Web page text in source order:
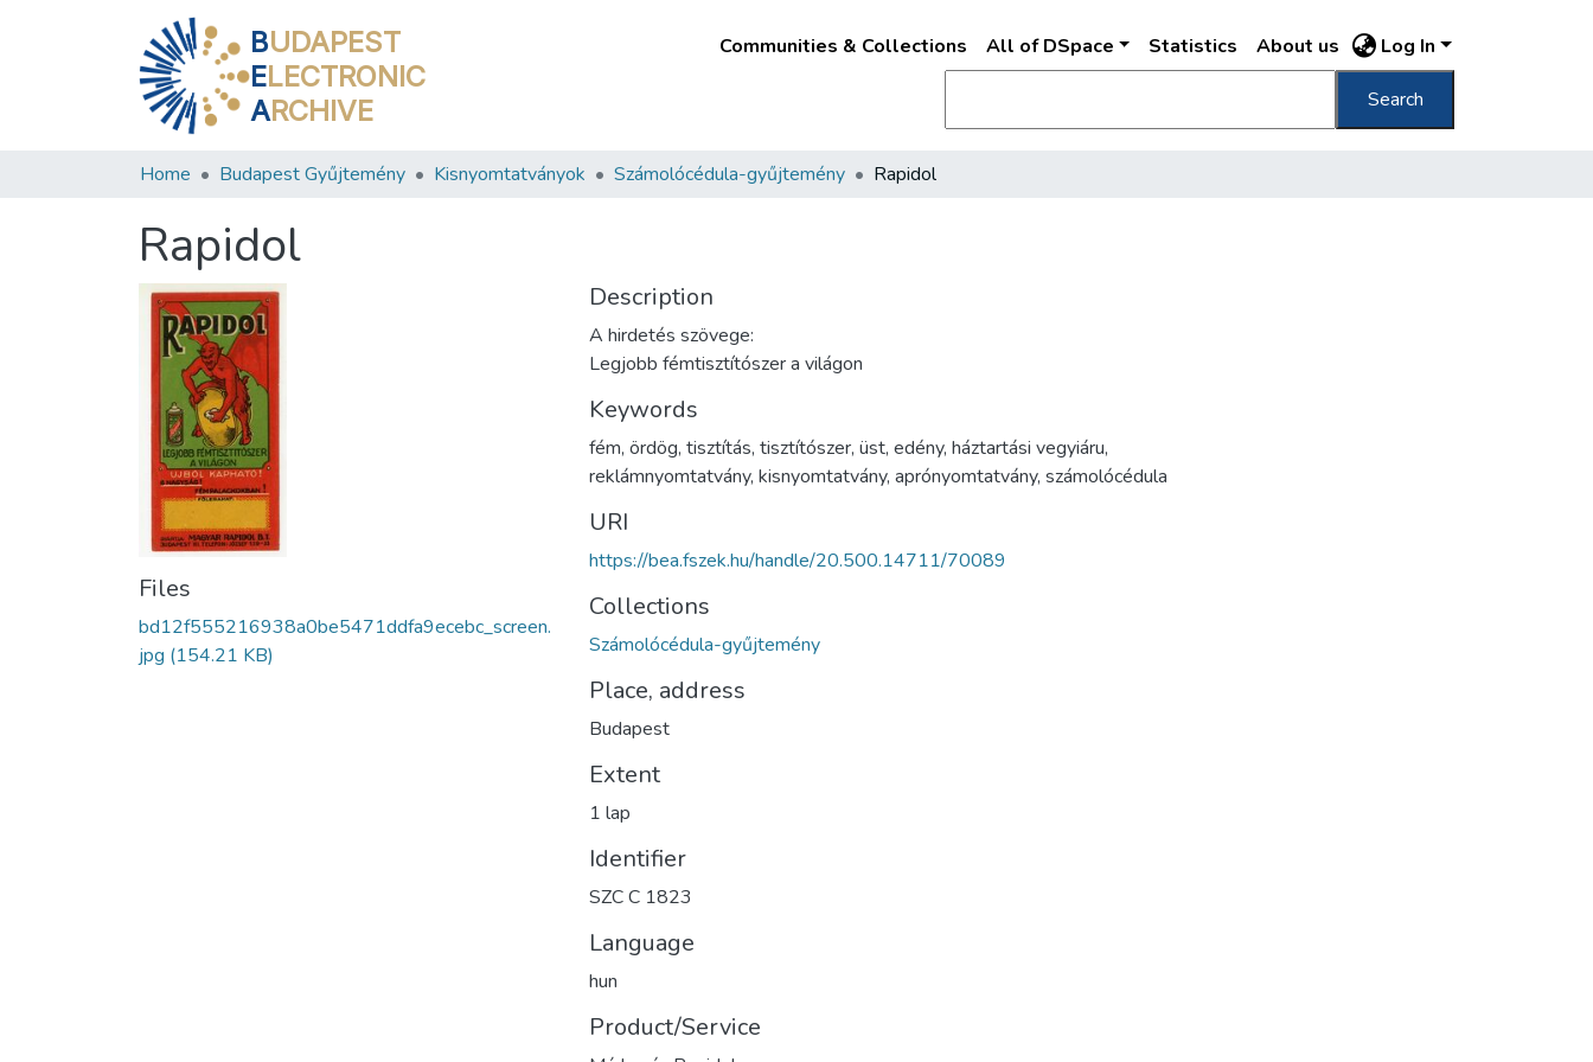
BUDAPEST
ELECTRONIC
ARCHIVE
Communities & Collections All of DSpace Statistics About us Log In
Search
Home Budapest Gyűjtemény Kisnyomtatványok Számolócédula-gyűjtemény Rapidol
Rapidol
Files
bd12f555216938a0be5471ddfa9ecebc_screen.
jpg (154.21 KB)
Description
A hirdetés szövege:
Legjobb fémtisztítószer a világon
Keywords
fém, ördög, tisztítás, tisztítószer, üst, edény, háztartási vegyiáru,
reklámnyomtatvány, kisnyomtatvány, aprónyomtatvány, számolócédula
URI
https://bea.fszek.hu/handle/20.500.14711/70089
Collections
Számolócédula-gyűjtemény
Place, address
Budapest
Extent
1 lap
Identifier
SZC C 1823
Language
hun
Product/Service